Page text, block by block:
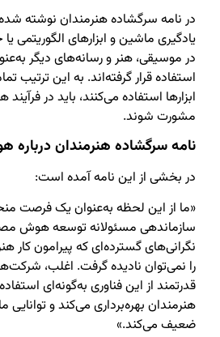
در نامه سرگشاده هنرمندان نوشته
یادگیری ماشین و ابزارهای الگوریتمی
در موسیقی، هنر و رسانه‌های دیگر
استفاده قرار گرفته‌اند. به این ترتیب
ابزارها استفاده می‌کنند، باید در
مشورت شوند.
نامه سرگشاده هنرمندان
در بخشی از این نامه آمده است:
«ما از این لحظه به‌عنوان یک فرصت
سازماندهی مسئولانه توسعه هوش
نگرانی‌های گسترده‌ای که پیرامون کار
را نمی‌توان نادیده گرفت. اغلب،
قدرتمند از این فناوری به‌گونه‌ای
هنرمندان بهره‌برداری می‌کند و توانایی
ضعیف می‌کند.»